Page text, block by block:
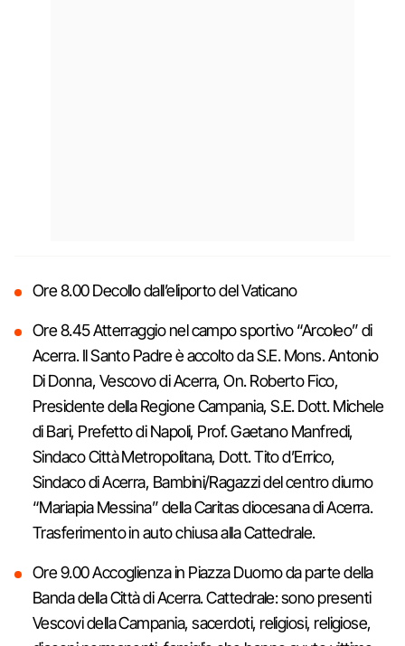
Ore 8.00 Decollo dall’eliporto del Vaticano
Ore 8.45 Atterraggio nel campo sportivo “Arcoleo” di
Acerra. Il Santo Padre è accolto da S.E. Mons. Antonio
Di Donna, Vescovo di Acerra, On. Roberto Fico,
Presidente della Regione Campania, S.E. Dott. Michele
di Bari, Prefetto di Napoli, Prof. Gaetano Manfredi,
Sindaco Città Metropolitana, Dott. Tito d’Errico,
Sindaco di Acerra, Bambini/Ragazzi del centro diurno
“Mariapia Messina” della Caritas diocesana di Acerra.
Trasferimento in auto chiusa alla Cattedrale.
Ore 9.00 Accoglienza in Piazza Duomo da parte della
Banda della Città di Acerra. Cattedrale: sono presenti
Vescovi della Campania, sacerdoti, religiosi, religiose,